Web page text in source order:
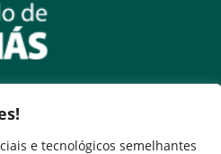
e tecnológicos semelhantes